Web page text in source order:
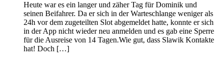
Heute war es ein langer und zäher Tag für Dominik und
seinen Beifahrer. Da er sich in der Warteschlange weniger als
24h vor dem zugeteilten Slot abgemeldet hatte, konnte er sich
in der App nicht wieder neu anmelden und es gab eine Sperre
für die Ausreise von 14 Tagen.Wie gut, dass Slawik Kontakte
hat! Doch […]